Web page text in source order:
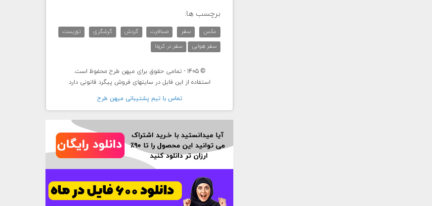
برچسب ها:
عکس سفر مسافرت گردش گرشگری
توریست
سفر هوایی
سفر در کرونا
© 1405 - تمامی حقوق برای میهن طرح محفوظ است.
استفاده از این فایل در سایتهای فروش پیگرد قانونی دارد
تماس با تيم پشتيبانی ميهن طرح